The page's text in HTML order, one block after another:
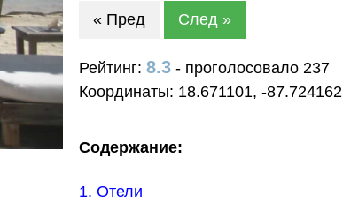
« Пред
След »
Рейтинг: 8.3- проголосовало 237
Координаты: 18.671101, -87.724162
Содержание:
1. Отели